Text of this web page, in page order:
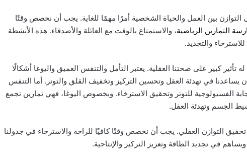
بين العمل والحياة الشخصية أمرًا مهمًا للغاية. يجب أن نخصص وقتًا
التمارين الرياضية، والاستمتاع بالوقت مع العائلة والأصدقاء. هذه الأنشطة
والتجديد.
تأثير كبير على صحتنا العقلية. يعتبر التأمل والتنفس العميق واليوغا أشكالًا
يساعدنا في تهدئة العقل وتحسين التركيز وتخفيف القلق والتوتر. أما التنفس
الفسيولوجية للتوتر وتحقيق الاسترخاء. وبخصوص اليوغا، فهي تمارين تجمع
الجسم وتهدئة العقل.
تحقيق التوازن العقلي. يجب أن نخصص وقتًا كافيًا للراحة والاسترخاء في جدولنا
في تجديد الطاقة وتعزيز التركيز والإنتاجية.